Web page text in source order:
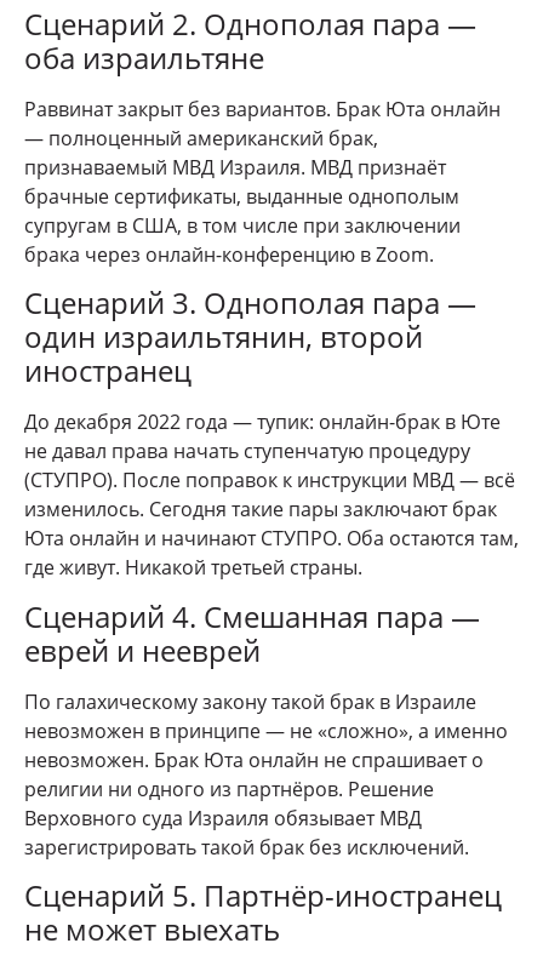
Сценарий 2. Однополая пара —
оба израильтяне
Раввинат закрыт без вариантов. Брак Юта онлайн
— полноценный американский брак,
признаваемый МВД Израиля. МВД признаёт
брачные сертификаты, выданные однополым
супругам в США, в том числе при заключении
брака через онлайн-конференцию в Zoom.
Сценарий 3. Однополая пара —
один израильтянин, второй
иностранец
До декабря 2022 года — тупик: онлайн-брак в Юте
не давал права начать ступенчатую процедуру
(СТУПРО). После поправок к инструкции МВД — всё
изменилось. Сегодня такие пары заключают брак
Юта онлайн и начинают СТУПРО. Оба остаются там,
где живут. Никакой третьей страны.
Сценарий 4. Смешанная пара —
еврей и нееврей
По галахическому закону такой брак в Израиле
невозможен в принципе — не «сложно», а именно
невозможен. Брак Юта онлайн не спрашивает о
религии ни одного из партнёров. Решение
Верховного суда Израиля обязывает МВД
зарегистрировать такой брак без исключений.
Сценарий 5. Партнёр-иностранец
не может выехать